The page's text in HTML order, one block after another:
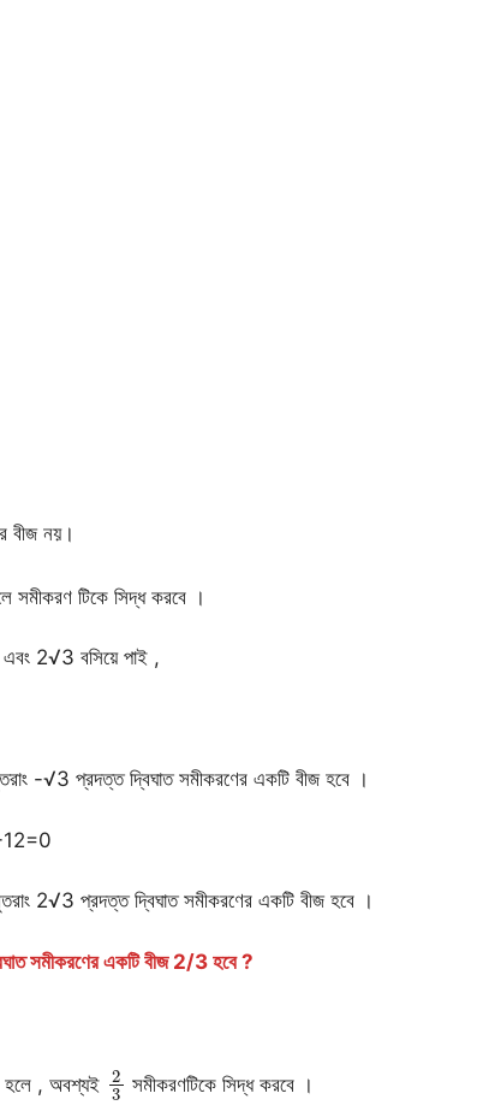
বীজ নয়।
টিকে সিদ্ধ করবে ।
2√3 বসিয়ে পাই ,
-√3 প্রদত্ত দ্বিঘাত সমীকরণের একটি বীজ হবে ।
2√3 প্রদত্ত দ্বিঘাত সমীকরণের একটি বীজ হবে ।
সমীকরণের একটি বীজ 2/3 হবে ?
হলে , অবশ্যই
2
সমীকরণটিকে সিদ্ধ করবে ।